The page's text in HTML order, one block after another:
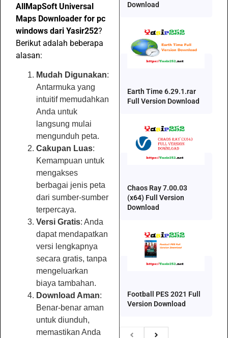
AllMapSoft Universal
Maps Downloader for pc
windows dari Yasir252?
Berikut adalah beberapa
alasan:
Mudah Digunakan:
Antarmuka yang
intuitif memudahkan
Anda untuk
langsung mulai
mengunduh peta.
Cakupan Luas:
Kemampuan untuk
mengakses
berbagai jenis peta
dari sumber-sumber
terpercaya.
Versi Gratis: Anda
dapat mendapatkan
versi lengkapnya
secara gratis, tanpa
mengeluarkan
biaya tambahan.
Download Aman:
Benar-benar aman
untuk diunduh,
memastikan Anda
Download
Earth Time 6.29.1.rar
Full Version Download
Chaos Ray 7.00.03
(x64) Full Version
Download
Football PES 2021 Full
Version Download